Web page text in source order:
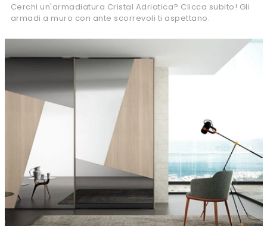
Cerchi un'armadiatura Cristal Adriatica? Clicca subito! Gli
armadi a muro con ante scorrevoli ti aspettano.